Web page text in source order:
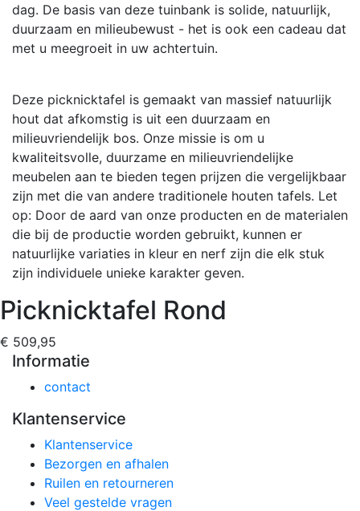
dag. De basis van deze tuinbank is solide, natuurlijk,
duurzaam en milieubewust - het is ook een cadeau dat
met u meegroeit in uw achtertuin.
Deze picknicktafel is gemaakt van massief natuurlijk
hout dat afkomstig is uit een duurzaam en
milieuvriendelijk bos. Onze missie is om u
kwaliteitsvolle, duurzame en milieuvriendelijke
meubelen aan te bieden tegen prijzen die vergelijkbaar
zijn met die van andere traditionele houten tafels. Let
op: Door de aard van onze producten en de materialen
die bij de productie worden gebruikt, kunnen er
natuurlijke variaties in kleur en nerf zijn die elk stuk
zijn individuele unieke karakter geven.
Picknicktafel Rond
€ 509,95
Informatie
contact
Klantenservice
Klantenservice
Bezorgen en afhalen
Ruilen en retourneren
Veel gestelde vragen